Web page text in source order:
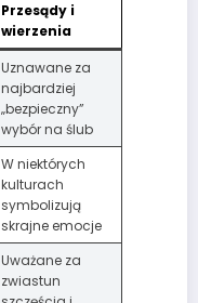
Przesądy i
wierzenia
Uznawane za
najbardziej
„bezpieczny”
wybór na ślub
W niektórych
kulturach
symbolizują
skrajne emocje
Uważane za
zwiastun